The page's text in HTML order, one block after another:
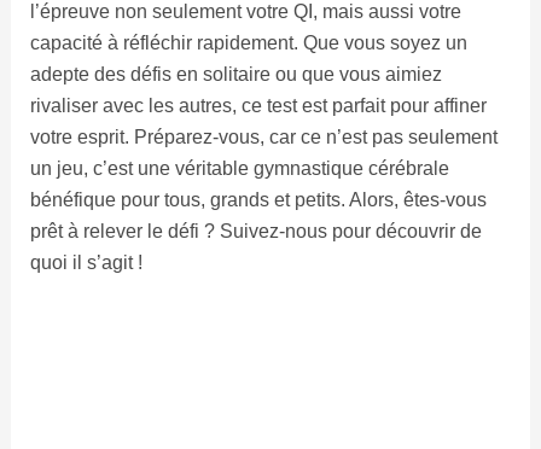
l’épreuve non seulement votre QI, mais aussi votre
capacité à réfléchir rapidement. Que vous soyez un
adepte des défis en solitaire ou que vous aimiez
rivaliser avec les autres, ce test est parfait pour affiner
votre esprit. Préparez-vous, car ce n’est pas seulement
un jeu, c’est une véritable gymnastique cérébrale
bénéfique pour tous, grands et petits. Alors, êtes-vous
prêt à relever le défi ? Suivez-nous pour découvrir de
quoi il s’agit !